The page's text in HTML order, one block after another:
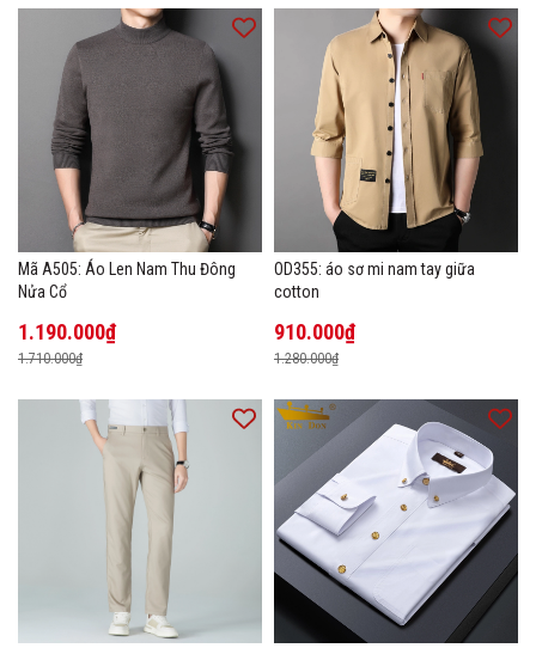
Mã A505: Áo Len Nam Thu Đông
Nửa Cổ
1.190.000₫
1.710.000₫
OD355: áo sơ mi nam tay giữa
cotton
910.000₫
1.280.000₫